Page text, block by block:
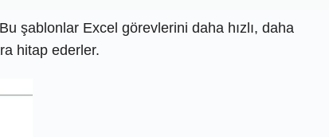
şablonlar Excel görevlerini daha hızlı, daha
hitap ederler.